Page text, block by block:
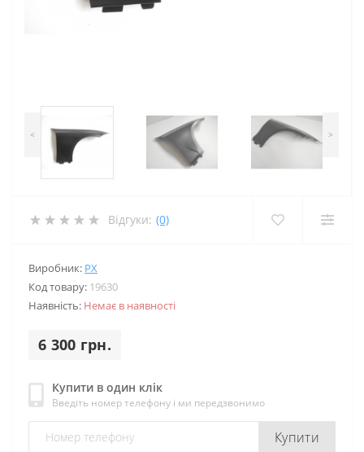
< >
Відгуки: (0)
Виробник: PX
Код товару: 19630
Наявність: Немає в наявності
6 300 грн.
Купити в один клік
Введіть номер телефону і ми передзвонимо
Купити